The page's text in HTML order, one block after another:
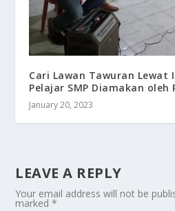
Cari Lawan Tawuran Lewat
Pelajar SMP Diamakan oleh
January 20, 2023
LEAVE A REPLY
Your email address will not be
marked*